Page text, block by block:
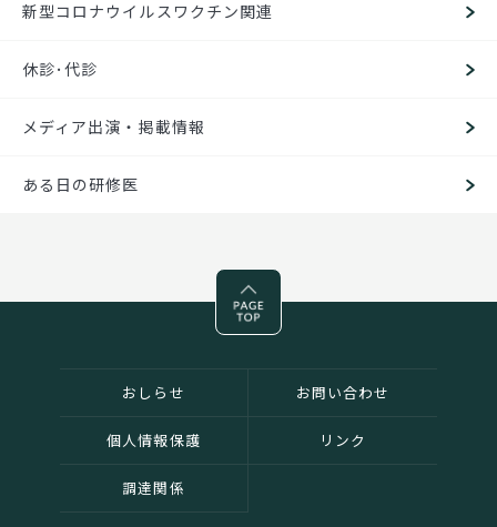
新型コロナウイルスワクチン関連
休診･代診
メディア出演・掲載情報
ある日の研修医
おしらせ お問い合わせ
個人情報保護 リンク
調達関係